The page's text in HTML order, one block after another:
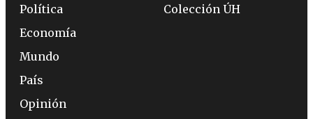
Política
Economía
Mundo
País
Opinión
Colección ÚH